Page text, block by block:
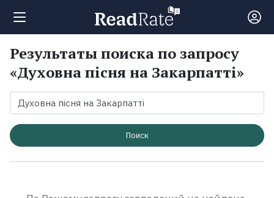
Поиск
Новости
Рейтинги
Результаты поиска по запросу
«Духовна пісня на Закарпатті»
Поиск